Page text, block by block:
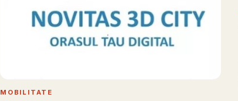
MOBILITATE